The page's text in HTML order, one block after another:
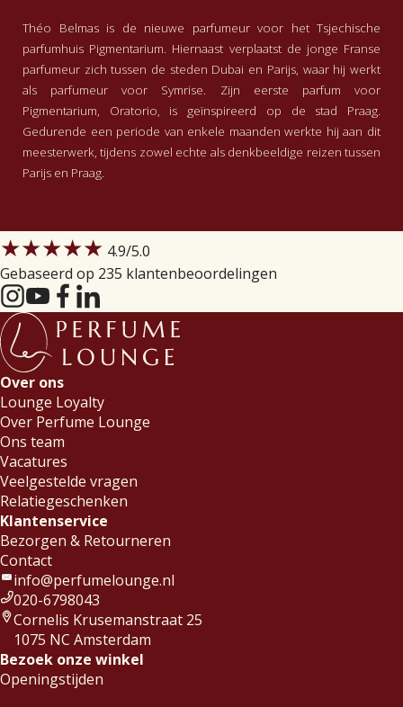
Théo Belmas is de nieuwe parfumeur voor het Tsjechische
parfumhuis Pigmentarium. Hiernaast verplaatst de jonge Franse
parfumeur zich tussen de steden Dubai en Parijs, waar hij werkt
als parfumeur voor Symrise. Zijn eerste parfum voor
Pigmentarium, Oratorio, is geïnspireerd op de stad Praag.
Gedurende een periode van enkele maanden werkte hij aan dit
meesterwerk, tijdens zowel echte als denkbeeldige reizen tussen
Parijs en Praag.
★★★★★ 4.9/5.0
Gebaseerd op 235 klantenbeoordelingen
Over ons
Lounge Loyalty
Over Perfume Lounge
Ons team
Vacatures
Veelgestelde vragen
Relatiegeschenken
Klantenservice
Bezorgen & Retourneren
Contact
info@perfumelounge.nl
020-6798043
Cornelis Krusemanstraat 25
1075 NC Amsterdam
Bezoek onze winkel
Openingstijden